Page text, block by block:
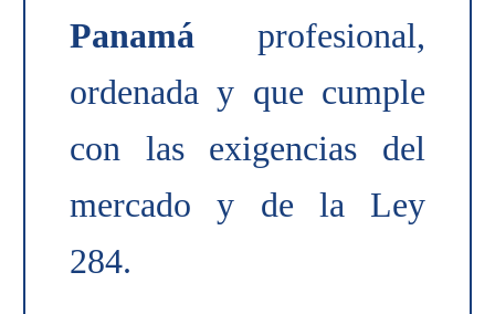
Panamá profesional,
ordenada y que cumple
con las exigencias del
mercado y de la Ley
284.